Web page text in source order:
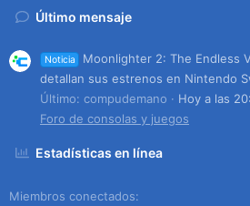
Último mensaje
Noticia
Moonlighter 2: The Endless
detallan sus estrenos en Nintendo
Último: compudemano
Hoy a las
Foro de consolas y juegos
Estadísticas en línea
Miembros conectados